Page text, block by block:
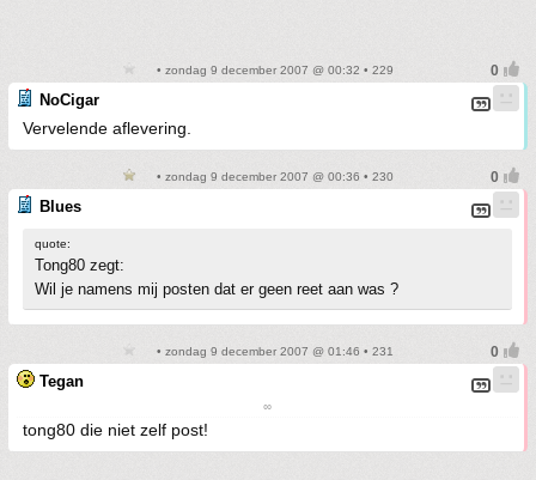
• zondag 9 december 2007 @ 00:32 • 229
NoCigar
Vervelende aflevering.
• zondag 9 december 2007 @ 00:36 • 230
Blues
quote:
Tong80 zegt:
Wil je namens mij posten dat er geen reet aan was ?
• zondag 9 december 2007 @ 01:46 • 231
Tegan
∞
tong80 die niet zelf post!